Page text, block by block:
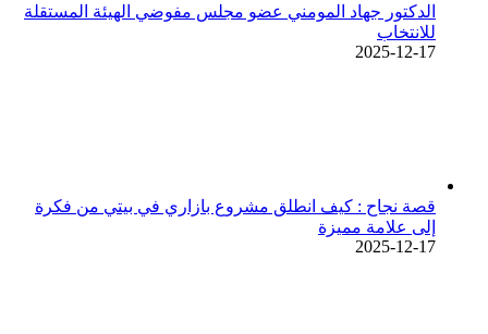
الدكتور جهاد المومني عضو مجلس مفوضي الهيئة المستقلة
للانتخاب
2025-12-17
قصة نجاح : كيف انطلق مشروع بازاري في بيتي من فكرة
إلى علامة مميزة
2025-12-17